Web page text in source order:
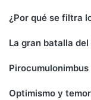
¿Por qué se filtra
La gran batalla
Pirocumulonimbus
Optimismo y